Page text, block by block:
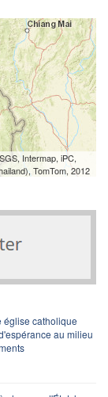
Intermap, iPC,
TomTom, 2012
église catholique
au milieu